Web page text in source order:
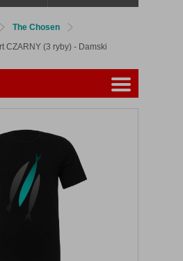
The Chosen
CZARNY (3 ryby) - Damski